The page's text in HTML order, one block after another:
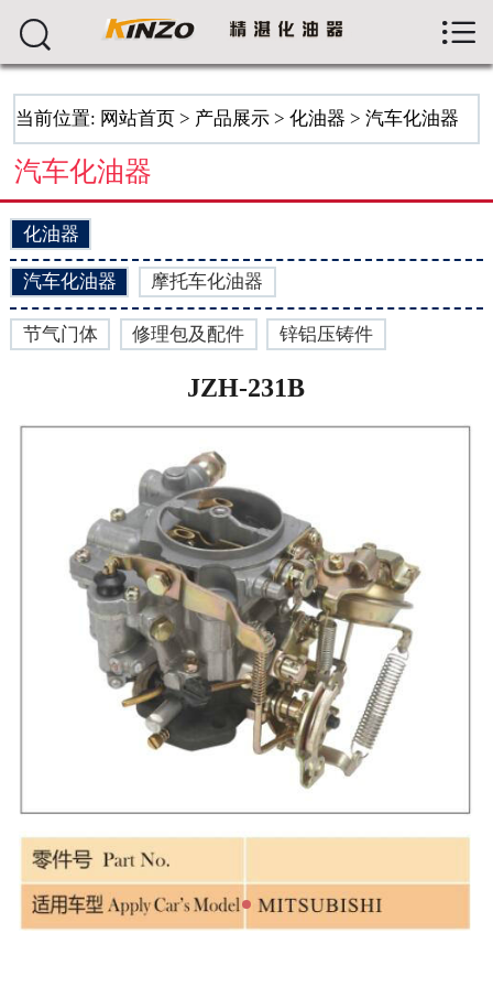

产品展示
新闻资讯
生产车间
留言反馈
联系我们


当前位置: 网站首页 > 产品展示 >化油器 >汽车化油器
汽车化油器
化油器
汽车化油器 摩托车化油器
节气门体 修理包及配件 锌铝压铸件
JZH-231B